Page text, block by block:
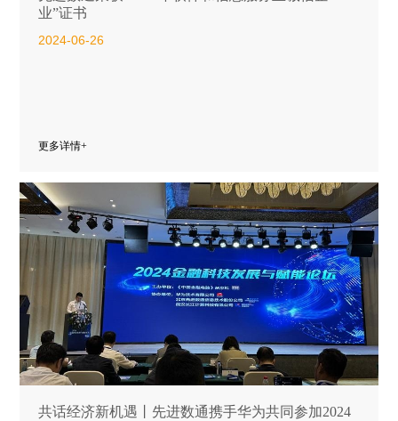
业”证书
2024-06-26
更多详情+
共话经济新机遇丨先进数通携手华为共同参加2024